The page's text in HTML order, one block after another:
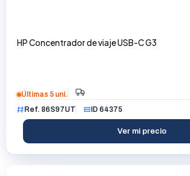
HP Concentrador de viaje USB-C G3
Últimas 5 uni.
Ref. 86S97UT
ID 64375
Ver mi precio